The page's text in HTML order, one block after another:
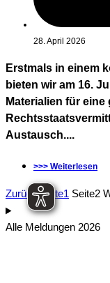
28. April 2026
Erstmals in einem
bieten wir am 16.
Materialien für
Austausch....
>>> Weiterlesen
Zurück Seite1 Seite2
Alle Meldungen 2026